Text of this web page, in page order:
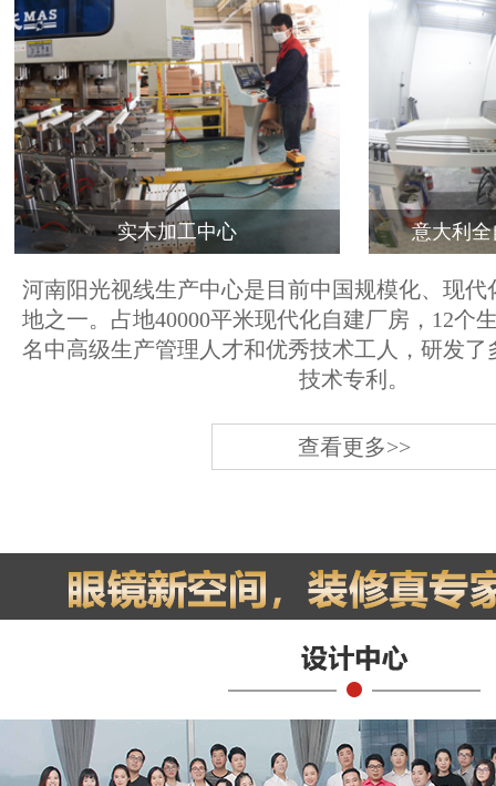
实木加工中心 意大利
河南阳光视线生产中心是目前中国规模化、现代
地之一。占地40000平米现代化自建厂房，12个
名中高级生产管理人才和优秀技术工人，研发了
技术专利。
查看更多>>